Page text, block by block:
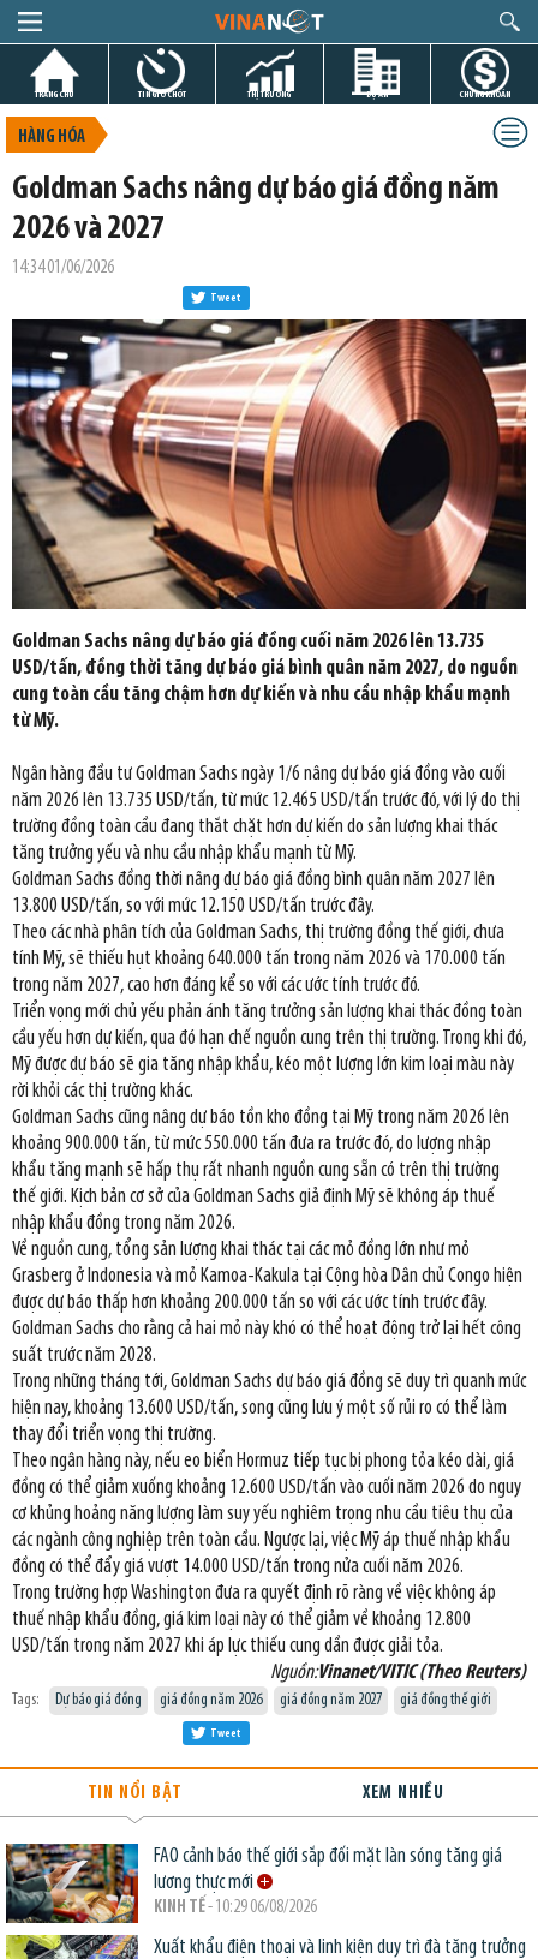
TRANG CHỦ TIN GIỜ CHÓT THỊ TRƯỜNG DỰ ÁN CHỨNG KHOÁN
HÀNG HÓA
Goldman Sachs nâng dự báo giá đồng năm
2026 và 2027
14:34 01/06/2026
Tweet
Goldman Sachs nâng dự báo giá đồng cuối năm 2026 lên 13.735
USD/tấn, đồng thời tăng dự báo giá bình quân năm 2027, do nguồn
cung toàn cầu tăng chậm hơn dự kiến và nhu cầu nhập khẩu mạnh
từ Mỹ.
Ngân hàng đầu tư Goldman Sachs ngày 1/6 nâng dự báo giá đồng vào cuối
năm 2026 lên 13.735 USD/tấn, từ mức 12.465 USD/tấn trước đó, với lý do thị
trường đồng toàn cầu đang thắt chặt hơn dự kiến do sản lượng khai thác
tăng trưởng yếu và nhu cầu nhập khẩu mạnh từ Mỹ.
Goldman Sachs đồng thời nâng dự báo giá đồng bình quân năm 2027 lên
13.800 USD/tấn, so với mức 12.150 USD/tấn trước đây.
Theo các nhà phân tích của Goldman Sachs, thị trường đồng thế giới, chưa
tính Mỹ, sẽ thiếu hụt khoảng 640.000 tấn trong năm 2026 và 170.000 tấn
trong năm 2027, cao hơn đáng kể so với các ước tính trước đó.
Triển vọng mới chủ yếu phản ánh tăng trưởng sản lượng khai thác đồng toàn
cầu yếu hơn dự kiến, qua đó hạn chế nguồn cung trên thị trường. Trong khi đó,
Mỹ được dự báo sẽ gia tăng nhập khẩu, kéo một lượng lớn kim loại màu này
rời khỏi các thị trường khác.
Goldman Sachs cũng nâng dự báo tồn kho đồng tại Mỹ trong năm 2026 lên
khoảng 900.000 tấn, từ mức 550.000 tấn đưa ra trước đó, do lượng nhập
khẩu tăng mạnh sẽ hấp thụ rất nhanh nguồn cung sẵn có trên thị trường
thế giới. Kịch bản cơ sở của Goldman Sachs giả định Mỹ sẽ không áp thuế
nhập khẩu đồng trong năm 2026.
Về nguồn cung, tổng sản lượng khai thác tại các mỏ đồng lớn như mỏ
Grasberg ở Indonesia và mỏ Kamoa-Kakula tại Cộng hòa Dân chủ Congo hiện
được dự báo thấp hơn khoảng 200.000 tấn so với các ước tính trước đây.
Goldman Sachs cho rằng cả hai mỏ này khó có thể hoạt động trở lại hết công
suất trước năm 2028.
Trong những tháng tới, Goldman Sachs dự báo giá đồng sẽ duy trì quanh mức
hiện nay, khoảng 13.600 USD/tấn, song cũng lưu ý một số rủi ro có thể làm
thay đổi triển vọng thị trường.
Theo ngân hàng này, nếu eo biển Hormuz tiếp tục bị phong tỏa kéo dài, giá
đồng có thể giảm xuống khoảng 12.600 USD/tấn vào cuối năm 2026 do nguy
cơ khủng hoảng năng lượng làm suy yếu nghiêm trọng nhu cầu tiêu thụ của
các ngành công nghiệp trên toàn cầu. Ngược lại, việc Mỹ áp thuế nhập khẩu
đồng có thể đẩy giá vượt 14.000 USD/tấn trong nửa cuối năm 2026.
Trong trường hợp Washington đưa ra quyết định rõ ràng về việc không áp
thuế nhập khẩu đồng, giá kim loại này có thể giảm về khoảng 12.800
USD/tấn trong năm 2027 khi áp lực thiếu cung dần được giải tỏa.
Nguồn:Vinanet/VITIC (Theo Reuters)
Tags: Dự báo giá đồng giá đồng năm 2026 giá đồng năm 2027 giá đồng thế giới
Tweet
TIN NỔI BẬT XEM NHIỀU
FAO cảnh báo thế giới sắp đối mặt làn sóng tăng giá
lương thực mới
KINH TẾ- 10:29 06/08/2026
Xuất khẩu điện thoại và linh kiện duy trì đà tăng trưởng